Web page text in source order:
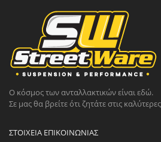
Ο κόσμος των ανταλλακτικών είναι εδώ.
Σε μας θα βρείτε ότι ζητάτε στις
ΣΤΟΙΧΕΊΑ ΕΠΙΚΟΙΝΩΝΊΑΣ